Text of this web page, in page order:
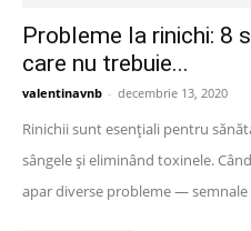
Probleme la rinichi: 8
care nu trebuie...
valentinavnb - decembrie 13, 2020
Rinichii sunt esențiali pentru
sângele și eliminând toxinele.
apar diverse probleme — semnale